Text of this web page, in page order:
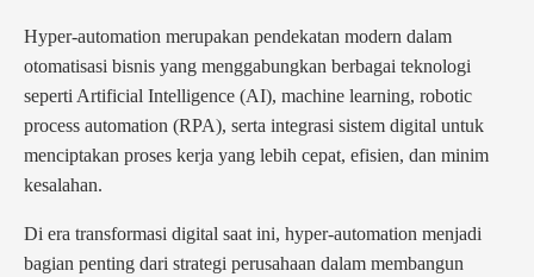
Hyper-automation merupakan pendekatan modern dalam
otomatisasi bisnis yang menggabungkan berbagai teknologi
seperti Artificial Intelligence (AI), machine learning, robotic
process automation (RPA), serta integrasi sistem digital untuk
menciptakan proses kerja yang lebih cepat, efisien, dan minim
kesalahan.
Di era transformasi digital saat ini, hyper-automation menjadi
bagian penting dari strategi perusahaan dalam membangun